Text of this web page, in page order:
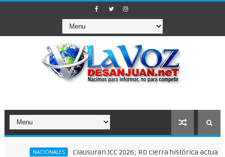
NACIONALES Clausuran JCC 2026; RD cierra histórica actuación